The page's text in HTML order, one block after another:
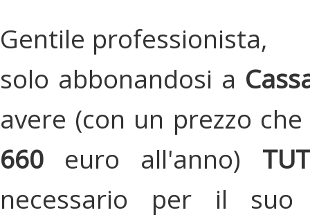
Gentile professionista,
solo abbonandosi a
avere (con un prezzo
660 euro all'anno)
necessario per il suo